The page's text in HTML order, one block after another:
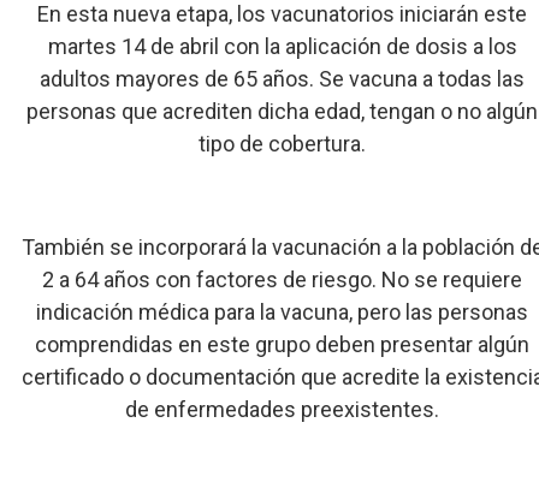
En esta nueva etapa, los vacunatorios iniciarán este
martes 14 de abril con la aplicación de dosis a los
adultos mayores de 65 años. Se vacuna a todas las
personas que acrediten dicha edad, tengan o no algún
tipo de cobertura.
También se incorporará la vacunación a la población
2 a 64 años con factores de riesgo. No se requiere
indicación médica para la vacuna, pero las personas
comprendidas en este grupo deben presentar algún
certificado o documentación que acredite la
de enfermedades preexistentes.